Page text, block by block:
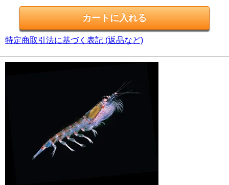
特定商取引法に基づく表記 (返品など)